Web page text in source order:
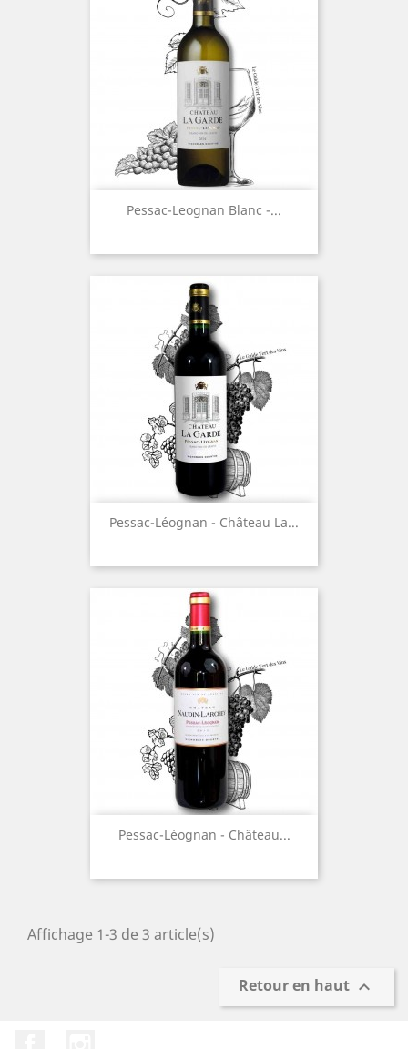
Pessac-Leognan Blanc -...
Pessac-Léognan - Château La...
Pessac-Léognan - Château...
Affichage 1-3 de 3 article(s)
Retour en haut 